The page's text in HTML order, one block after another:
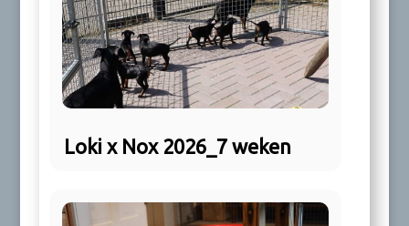
Loki x Nox 2026_7 weken